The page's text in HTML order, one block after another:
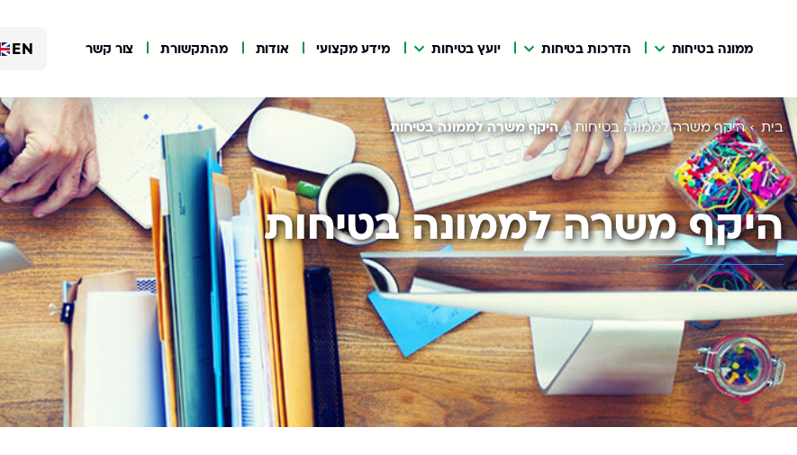
ממונה בטיחות הדרכות בטיחות יועץ בטיחות מידע מקצועי אודות מהתקשורת צור קשר EN
בית היקף משרה לממונה בטיחות היקף משרה לממונה בטיחות
היקף משרה לממונה בטיחות